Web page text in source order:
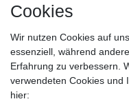
Cookies
Wir nutzen Cookies auf
essenziell, während
Erfahrung zu verbessern.
verwendeten Cookies und
hier: